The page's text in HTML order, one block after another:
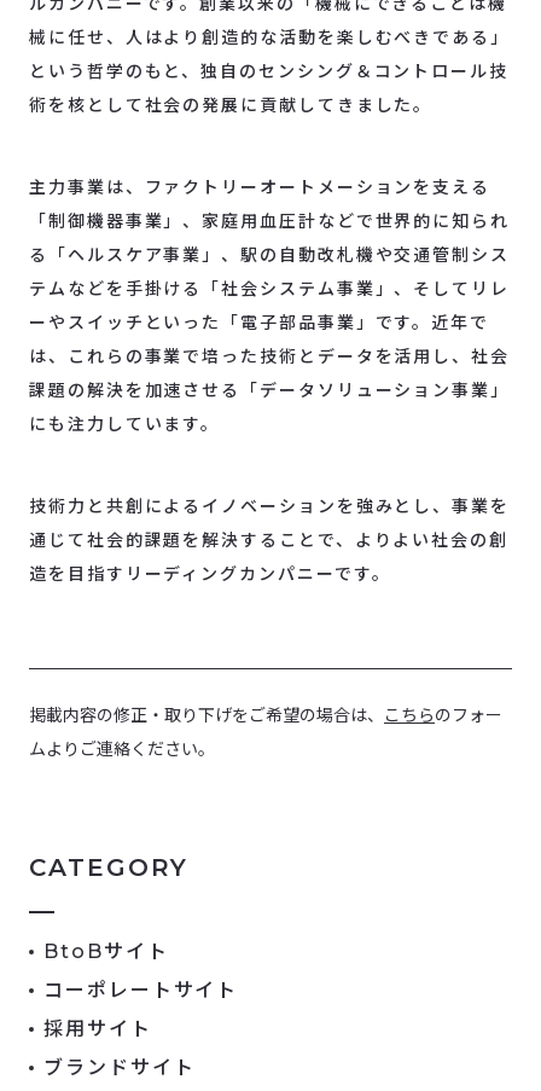
械に任せ、人はより創造的な活動を楽しむべきである」
という哲学のもと、独自のセンシング＆コントロール技
術を核として社会の発展に貢献してきました。
主力事業は、ファクトリーオートメーションを支える
「制御機器事業」、家庭用血圧計などで世界的に知られ
る「ヘルスケア事業」、駅の自動改札機や交通管制シス
テムなどを手掛ける「社会システム事業」、そしてリレ
ーやスイッチといった「電子部品事業」です。近年で
は、これらの事業で培った技術とデータを活用し、社会
課題の解決を加速させる「データソリューション事業」
にも注力しています。
技術力と共創によるイノベーションを強みとし、事業を
通じて社会的課題を解決することで、よりよい社会の創
造を目指すリーディングカンパニーです。
掲載内容の修正・取り下げをご希望の場合は、 こちらのフォー
ムよりご連絡ください。
CATEGORY
BtoBサイト
コーポレートサイト
採用サイト
ブランドサイト